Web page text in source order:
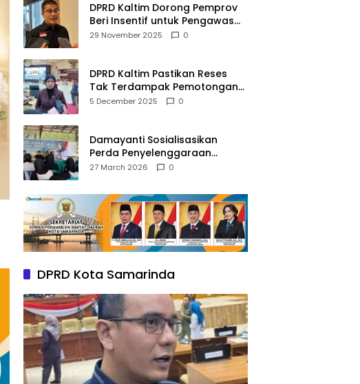
DPRD Kaltim Dorong Pemprov
Beri Insentif untuk Pengawas
Madrasah dan Pendidikan
29 November 2025 0
DPRD Kaltim Pastikan Reses
Tak Terdampak Pemotongan
Transfer Dana Pusat
5 December 2025 0
Damayanti Sosialisasikan
Perda Penyelenggaraan
Pendidikan Pancasila dan
27 March 2026 0
DPRD Kota Samarinda